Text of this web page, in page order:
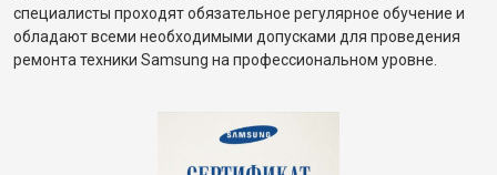
специалисты проходят обязательное регулярное обучение и
обладают всеми необходимыми допусками для проведения
ремонта техники Samsung на профессиональном уровне.